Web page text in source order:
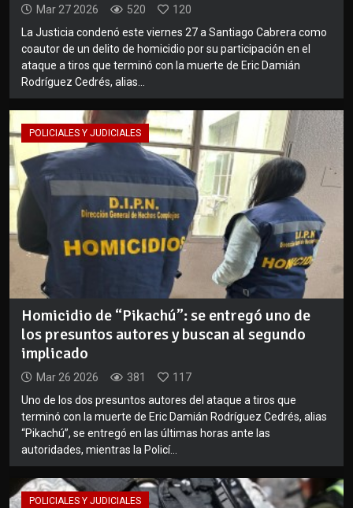
Mar 27 2026 520
120
La Justicia condenó este viernes 27 a Santiago Cabrera como
coautor de un delito de homicidio por su participación en el
ataque a tiros que terminó con la muerte de Eric Damián
Rodríguez Cedrés, alias...
POLICIALES Y JUDICIALES
Homicidio de “Pikachú”: se entregó uno de
los presuntos autores y buscan al segundo
implicado
Mar 26 2026 381
117
Uno de los dos presuntos autores del ataque a tiros que
terminó con la muerte de Eric Damián Rodríguez Cedrés, alias
“Pikachú”, se entregó en las últimas horas ante las
autoridades, mientras la Policí...
POLICIALES Y JUDICIALES